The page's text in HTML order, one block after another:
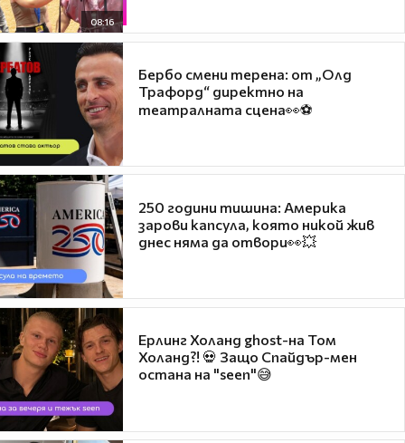
08:16
Бербо смени терена: от „Олд
Трафорд“ директно на
театралната сцена👀⚽
250 години тишина: Америка
зарови капсула, която никой жив
днес няма да отвори👀💥
Ерлинг Холанд ghost-на Том
Холанд?! 💀 Защо Спайдър-мен
остана на "seen"😅